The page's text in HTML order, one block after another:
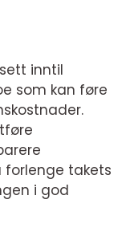
inntil
som kan føre
forlenge takets
i god